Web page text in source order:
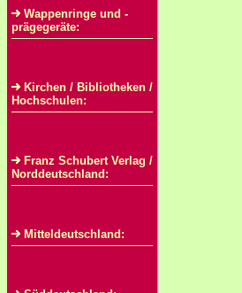
Wappenringe und -
prägegeräte:
Kirchen / Bibliotheken /
Hochschulen:
Franz Schubert Verlag /
Norddeutschland:
Mitteldeutschland: